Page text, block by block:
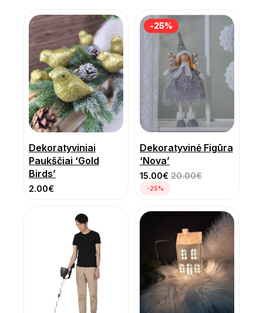
Dekoratyviniai
Paukščiai ‘Gold
Birds’
2.00€
Dekoratyvinė Figūra
‘Nova’
15.00€ 20.00€
-25%
-25%
-25%